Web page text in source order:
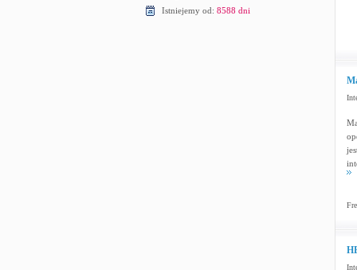
Istniejemy od: 8588 dni